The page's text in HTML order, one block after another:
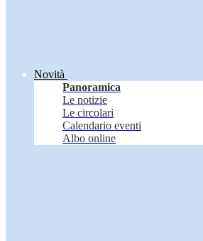
Novità
Panoramica
Le notizie
Le circolari
Calendario eventi
Albo online